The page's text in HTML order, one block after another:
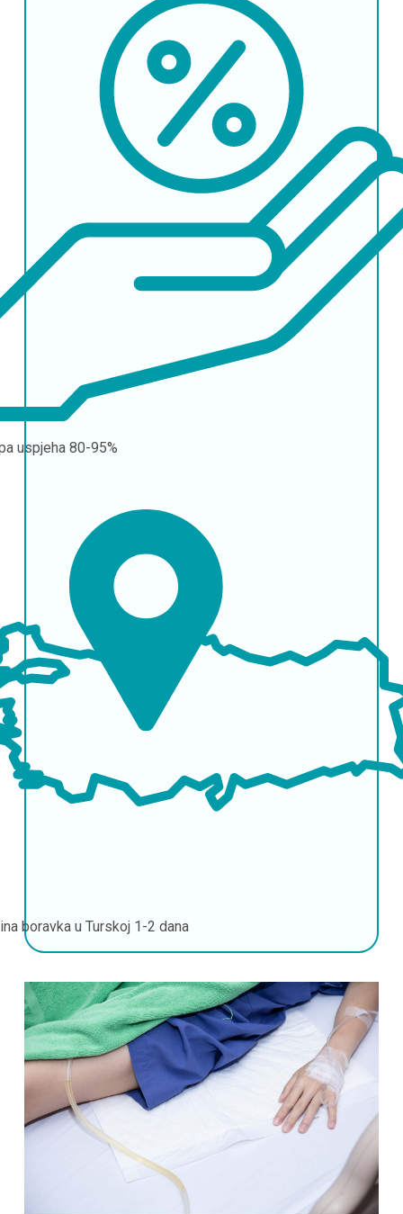
uspjeha 80-95%
boravka u Turskoj 1-2 dana